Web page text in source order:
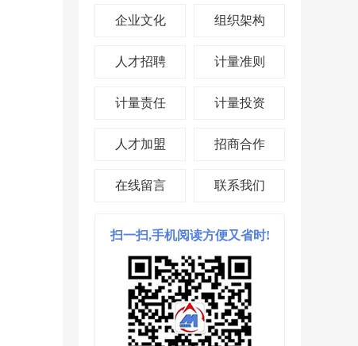
企业文化 组织架构
人才招聘 计量准则
计量责任 计量投资
人才加盟 招商合作
在线留言 联系我们
扫一扫,手机阅读方便又省时!